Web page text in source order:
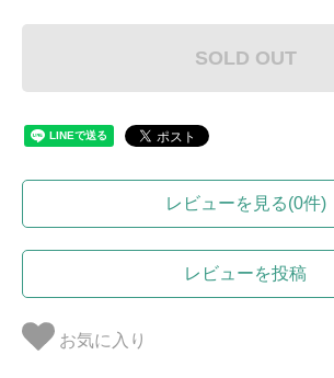
SOLD OUT
レビューを見る(0件)
レビューを投稿
お気に入り